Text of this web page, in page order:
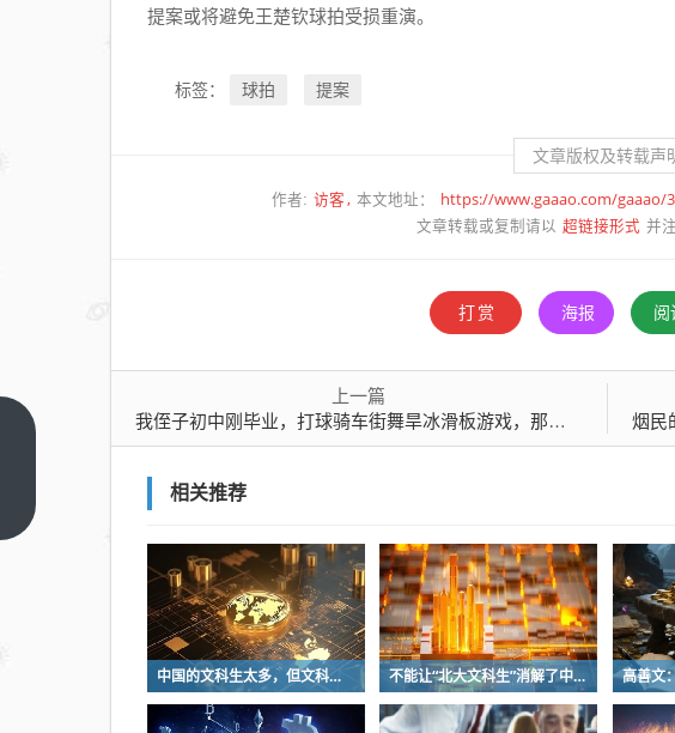
提案或将避免王楚钦球拍受损重演。
标签： 球拍 提案
文章版权及转载声
作者: 访客 本文地址： https://www.gaaao.com/gaaao/
文章转载或复制请以 超链接形式 并
打赏 海报 阅
上一篇
我侄子初中刚毕业，打球骑车街舞旱冰滑板游戏，那是一把好手，就是学习不行
烟民
相关推荐
中国的文科生太多，但文科大师几乎没有，为什么呢？ 不能让“北大文科生”消解了中华文明崇高感 高善文